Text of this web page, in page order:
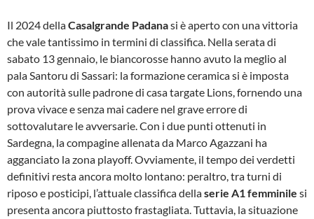
Il 2024 dellaCasalgrande Padanasi è aperto con una vittoria
che vale tantissimo in termini di classifica. Nella serata di
sabato 13 gennaio, le biancorosse hanno avuto la meglio al
pala Santoru di Sassari: la formazione ceramica si è imposta
con autorità sulle padrone di casa targate Lions, fornendo una
prova vivace e senza mai cadere nel grave errore di
sottovalutare le avversarie. Con i due punti ottenuti in
Sardegna, la compagine allenata da Marco Agazzani ha
agganciato la zona playoff. Ovviamente, il tempo dei verdetti
definitivi resta ancora molto lontano: peraltro, tra turni di
riposo e posticipi, l’attuale classifica dellaserie A1 femminile si
presenta ancora piuttosto frastagliata. Tuttavia, la situazione